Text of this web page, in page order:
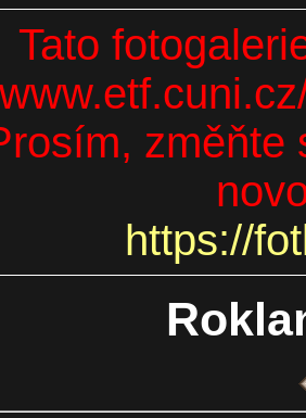
Tato
změňte
https://